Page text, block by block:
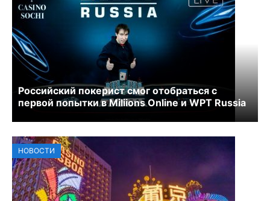
Российский покерист смог отобраться с
первой попытки в Miliions Online и WPT Russia
НОВОСТИ